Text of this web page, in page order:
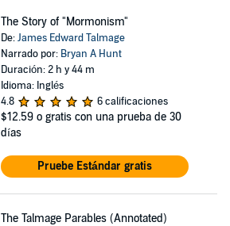
The Story of "Mormonism"
De:James Edward Talmage
Narrado por: Bryan A Hunt
Duración: 2 h y 44 m
Idioma: Inglés
4.8
6 calificaciones
$12.59 o gratis con una prueba de 30
días
Pruebe Estándar gratis
The Talmage Parables (Annotated)